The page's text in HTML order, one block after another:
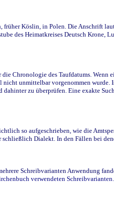
Köslin, in Polen. Die Anschrift
des Heimatkreises Deutsch
Chronologie des Taufdatums.
unmittelbar vorgenommen
zu überprüfen. Eine exakte
so aufgeschrieben, wie die
Dialekt. In den Fällen bei
Schreibvarianten Anwendung
verwendeten Schreibvarianten.